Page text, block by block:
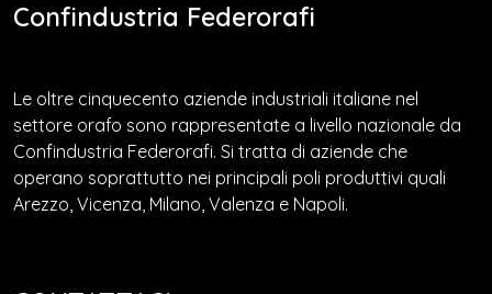
Confindustria Federorafi
Le oltre cinquecento aziende industriali italiane nel
settore orafo sono rappresentate a livello nazionale da
Confindustria Federorafi. Si tratta di aziende che
operano soprattutto nei principali poli produttivi quali
Arezzo, Vicenza, Milano, Valenza e Napoli.